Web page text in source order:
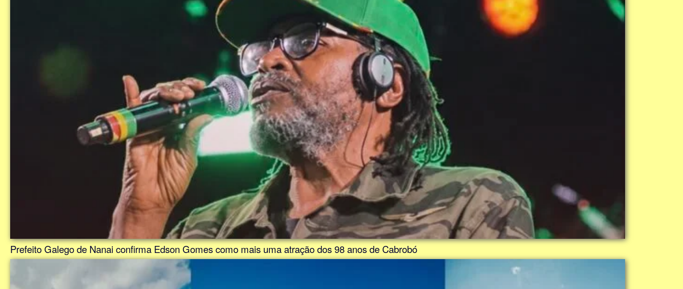
Prefeito Galego de Nanai confirma Edson Gomes como mais uma atração dos 98 anos de Cabrobó